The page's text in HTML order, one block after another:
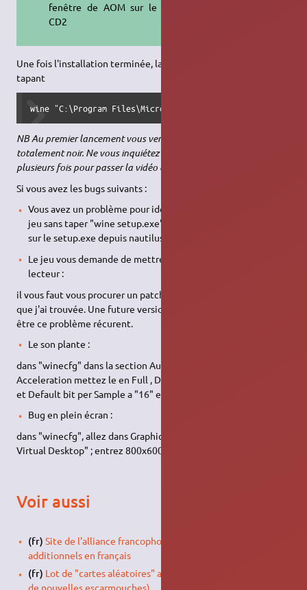
fenêtre de AOM sur le nom du
CD2
Une fois l'installation terminée, lancez Age of Mythology en
tapant
wine "C:\Program Files\Microsoft Games\Age of
NB Au premier lancement vous verrez sûrement un écran
totalement noir. Ne vous inquiétez pas, appuyez sur Echap
plusieurs fois pour passer la vidéo d'introduction
Si vous avez les bugs suivants :
Vous avez un problème pour identifier le CD 2: réinstallez le
jeu sans taper "wine setup.exe" mais en faisant un clic-droit
sur le setup.exe depuis nautilus, et fermer nautilus ensuite.
Le jeu vous demande de mettre le cd alors qu'il est dans le
lecteur :
il vous faut vous procurer un patch no-cd c'est la seule solution
que j'ai trouvée. Une future version de Wine corrigera peut
être ce problème récurent.
Le son plante :
dans "winecfg" dans la section Audio, cocher Oss et Hardware
Acceleration mettez le en Full , Default Sample Rate a "48000"
et Default bit per Sample a "16" et cocher "Driver Emulation"
Bug en plein écran :
dans "winecfg", allez dans Graphics et cochez "Emulate a
Virtual Desktop" ; entrez 800x600 en valeur.
Voir aussi
(fr) Site de l'alliance francophone, avec des scénarios
additionnels en français
(fr) Lot de "cartes aléatoires" additionnels (très utile pour
de nouvelles escarmouches)